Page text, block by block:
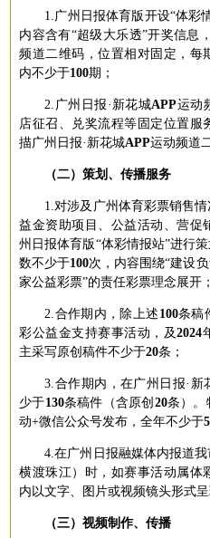
1.广州日报体育版开设“体彩
内容含有“超级大乐透”开奖信息
频道二维码，位置相对固定，每
内不少于100期；
2.广州日报·新花城APP运动
店征召、兑奖流程等 固定位置服
描广州日报·新花城APP运动频道
（二）策划、传播服务
1.对涉及广州体育彩票销售
益金资助项目、公益活动、营促
州日报体育版 “体彩情报站”进行
数不少于100次，内容围绕“建设
家公益彩票”的责任彩票理念展开；
2.合作期内，除上述 100条稿
彩公益金支持赛事活动 ， 及2024
主采写原创稿件不少于20条 ；
3.合作期内，在广州日报·新
少于130条稿件（含原创 20条）。
动+微信公众号发布，全年不少于
4.在广州日报融媒体内报道
横渡珠江）时，如赛事活动属体
内以文字、图片或视频镜头形式
（三）视频制作、传播